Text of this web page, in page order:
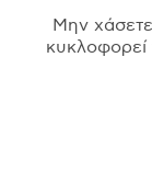
Μην
κυκλοφορεί